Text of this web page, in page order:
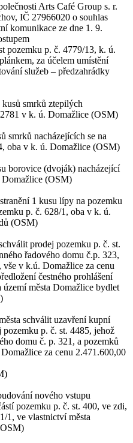
Arts Café Group s. r.
IČ 27966020 o souhlas
komunikace ze dne 1. 9.
pozemku p. č. 4779/13, k. ú.
za účelem umístění
služeb – předzahrádky
smrků ztepilých
v k. ú. Domažlice (OSM)
smrků nacházejících se na
oba v k. ú. Domažlice (OSM)
borovice (dvoják) nacházející
Domažlice (OSM)
1 kusu lípy na pozemku
p. č. 628/1, oba v k. ú.
(OSM)
prodej pozemku p. č. st.
řadového domu č.p. 323,
v k.ú. Domažlice za cenu
čestného prohlášení
města Domažlice bydlet
schválit uzavření kupní
p. č. st. 4485, jehož
domu č. p. 321, a pozemků
za cenu 2.471.600,00
nového vstupu
pozemku p. č. st. 400, ve zdi,
1, ve vlastnictví města